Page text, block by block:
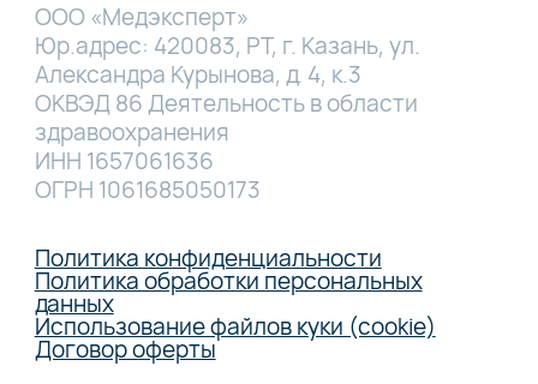
ООО «Медэксперт»
Юр.адрес: 420083, РТ, г. Казань, ул.
Александра Курынова, д. 4, к.3
ОКВЭД 86 Деятельность в области
здравоохранения
ИНН 1657061636
ОГРН 1061685050173
Политика конфиденциальности
Политика обработки персональных
данных
Использование файлов куки (cookie)
Договор оферты